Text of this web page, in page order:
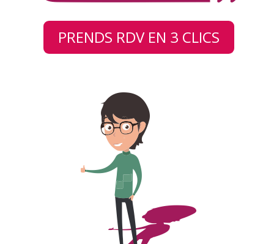
PRENDS RDV EN 3 CLICS